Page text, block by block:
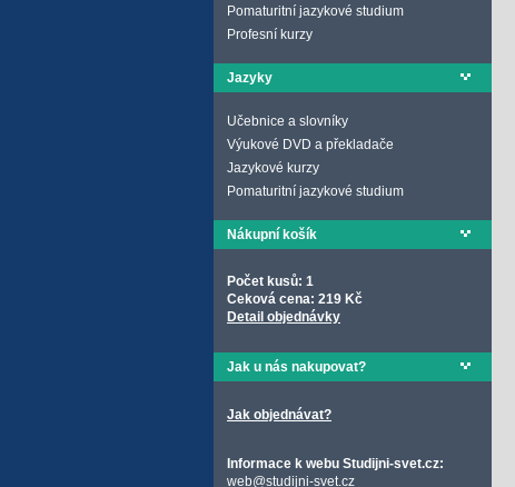
Pomaturitní jazykové studium
Profesní kurzy
Jazyky
Učebnice a slovníky
Výukové DVD a překladače
Jazykové kurzy
Pomaturitní jazykové studium
Nákupní košík
Počet kusů: 1
Ceková cena: 219 Kč
Detail objednávky
Jak u nás nakupovat?
Jak objednávat?
Informace k webu Studijni-svet.cz:
web@studijni-svet.cz